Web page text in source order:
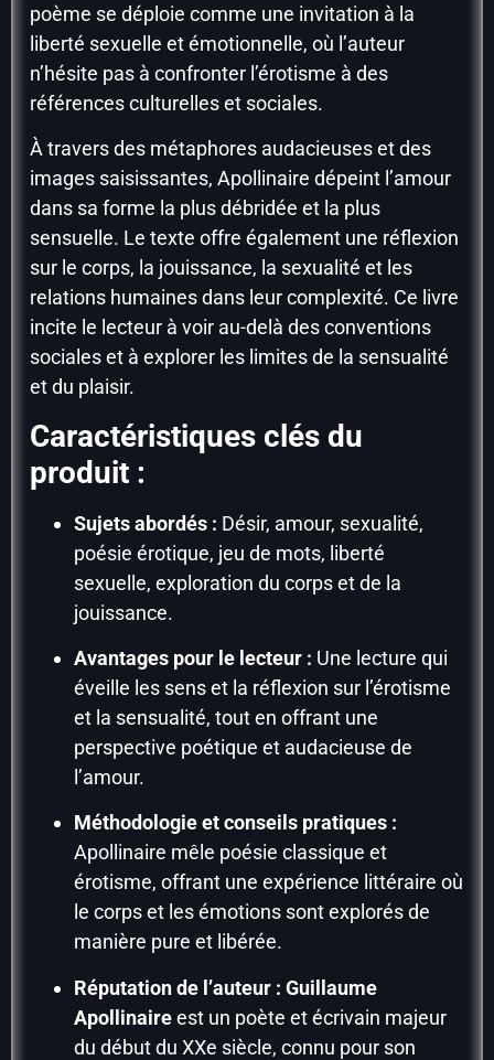
poème se déploie comme une invitation à la
liberté sexuelle et émotionnelle, où l’auteur
n’hésite pas à confronter l’érotisme à des
références culturelles et sociales.
À travers des métaphores audacieuses et des
images saisissantes, Apollinaire dépeint l’amour
dans sa forme la plus débridée et la plus
sensuelle. Le texte offre également une réflexion
sur le corps, la jouissance, la sexualité et les
relations humaines dans leur complexité. Ce livre
incite le lecteur à voir au-delà des conventions
sociales et à explorer les limites de la sensualité
et du plaisir.
Caractéristiques clés du
produit :
Sujets abordés : Désir, amour, sexualité,
poésie érotique, jeu de mots, liberté
sexuelle, exploration du corps et de la
jouissance.
Avantages pour le lecteur : Une lecture qui
éveille les sens et la réflexion sur l’érotisme
et la sensualité, tout en offrant une
perspective poétique et audacieuse de
l’amour.
Méthodologie et conseils pratiques :
Apollinaire mêle poésie classique et
érotisme, offrant une expérience littéraire où
le corps et les émotions sont explorés de
manière pure et libérée.
Réputation de l’auteur : Guillaume
Apollinaireest un poète et écrivain majeur
du début du XXe siècle, connu pour son